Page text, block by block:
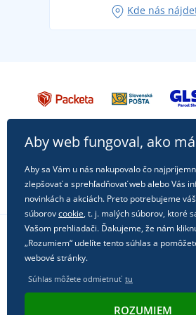
Kde nás
Sledujte nás na
Aby web fungoval, ako má
Aby sa Vám u nás nakupovalo čo
zlepšovať a sprehľadňovať web alebo Vás
novinkách a akciách. Preto potrebujeme
súborovcookie, t. j. malých súborov, ktoré
Vašom prehliadači. Ďakujeme, že nám
„Rozumiem“ udelíte tento súhlas a
webové stránky.
Súhlas môžete odmietnuť tu
ROZUMIEM